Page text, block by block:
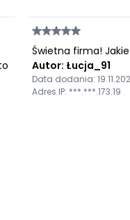
Świetna firma!
Autor: Łucja_91
Data dodania:
Adres IP: ***.***.173.19